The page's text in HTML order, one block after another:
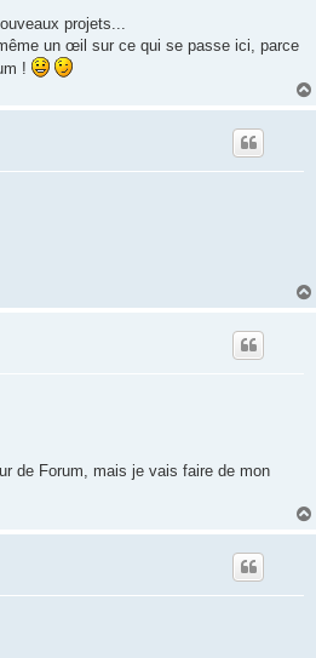
projets...
un œil sur ce qui se passe ici, parce
!
de Forum, mais je vais faire de mon